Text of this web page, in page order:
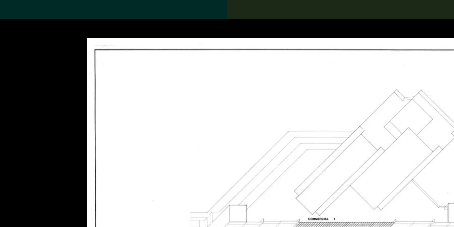
搜索M+藏品
19,052項結果
關於M+藏品
探索世界頂級的二十及二十
一世紀視覺文化藏品。